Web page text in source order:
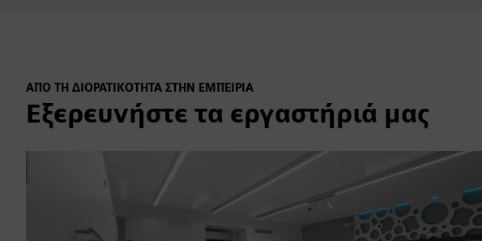
ΑΠΌ ΤΗ ΔΙΟΡΑΤΙΚΌΤΗΤΑ ΣΤΗΝ ΕΜΠΕΙΡΊΑ
Εξερευνήστε τα εργαστήριά μας